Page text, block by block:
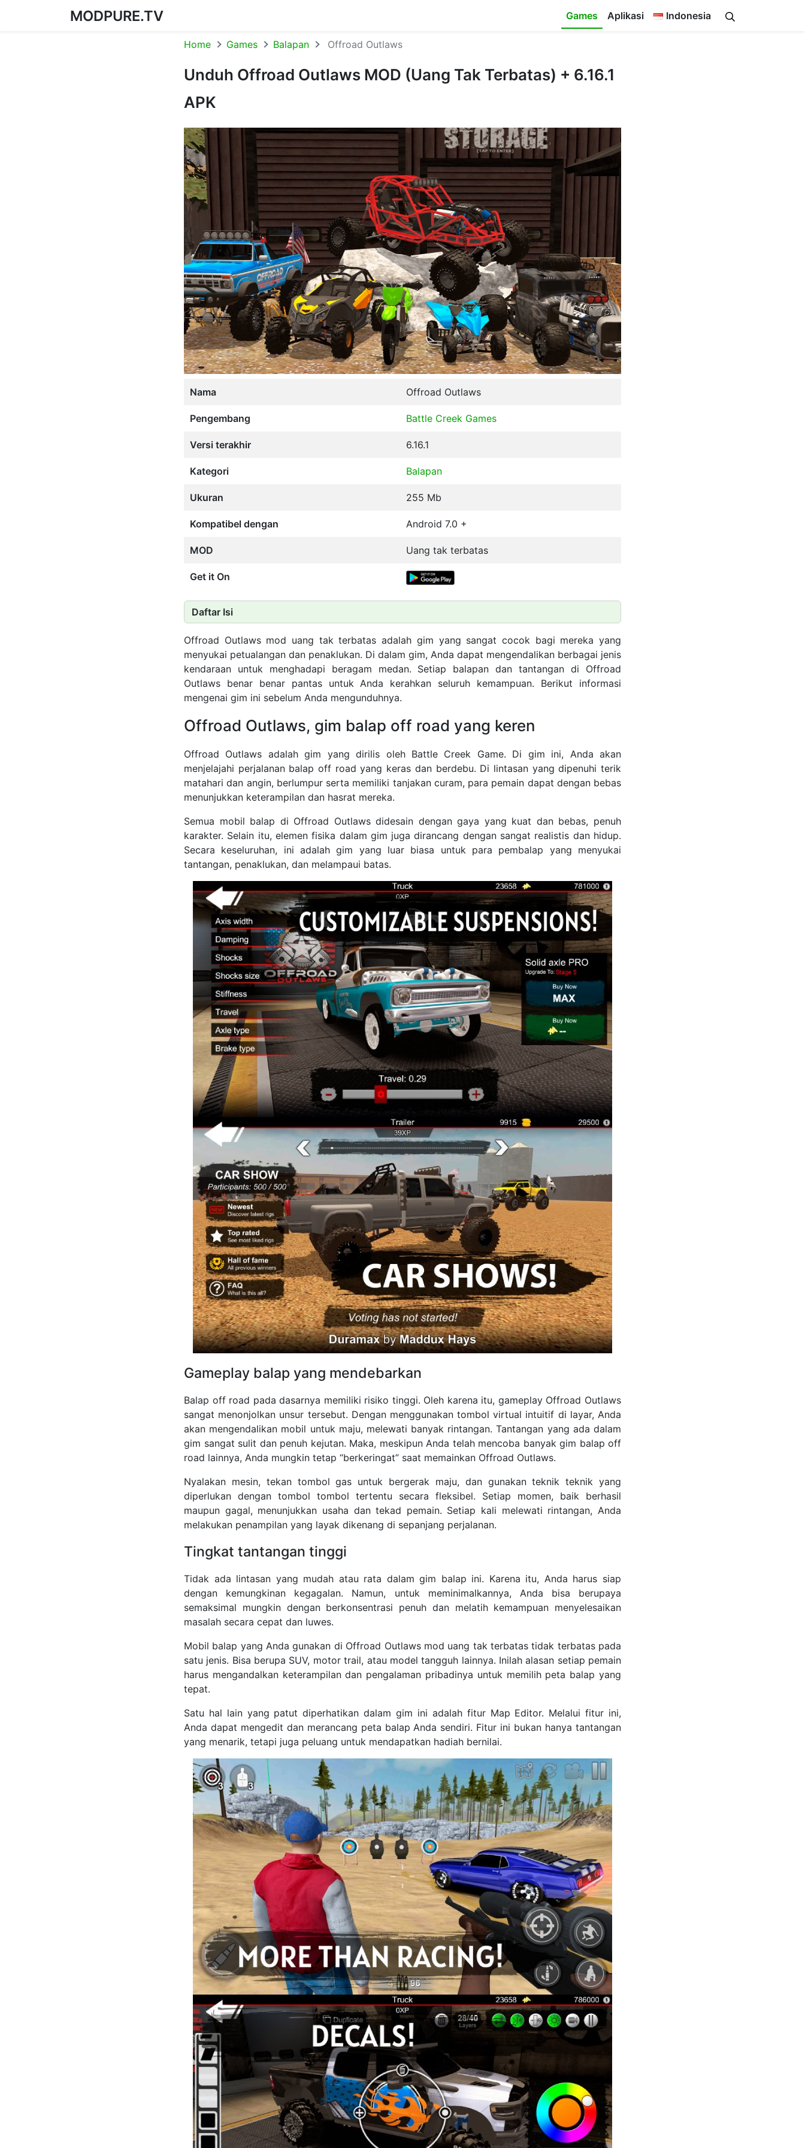
MODPURE.TV Games Aplikasi Indonesia
Home Games Balapan Offroad Outlaws
Unduh Offroad Outlaws MOD (Uang Tak Terbatas) + 6.16.1
APK
Nama Offroad Outlaws
Pengembang Battle Creek Games
Versi terakhir 6.16.1
Kategori Balapan
Ukuran 255 Mb
Kompatibel dengan Android 7.0 +
MOD Uang tak terbatas
Get it On
Daftar Isi
Offroad Outlaws mod uang tak terbatas adalah gim yang sangat cocok bagi mereka yang
menyukai petualangan dan penaklukan. Di dalam gim, Anda dapat mengendalikan berbagai jenis
kendaraan untuk menghadapi beragam medan. Setiap balapan dan tantangan di Offroad
Outlaws benar benar pantas untuk Anda kerahkan seluruh kemampuan. Berikut informasi
mengenai gim ini sebelum Anda mengunduhnya.
Offroad Outlaws, gim balap off road yang keren
Offroad Outlaws adalah gim yang dirilis oleh Battle Creek Game. Di gim ini, Anda akan
menjelajahi perjalanan balap off road yang keras dan berdebu. Di lintasan yang dipenuhi terik
matahari dan angin, berlumpur serta memiliki tanjakan curam, para pemain dapat dengan bebas
menunjukkan keterampilan dan hasrat mereka.
Semua mobil balap di Offroad Outlaws didesain dengan gaya yang kuat dan bebas, penuh
karakter. Selain itu, elemen fisika dalam gim juga dirancang dengan sangat realistis dan hidup.
Secara keseluruhan, ini adalah gim yang luar biasa untuk para pembalap yang menyukai
tantangan, penaklukan, dan melampaui batas.
Gameplay balap yang mendebarkan
Balap off road pada dasarnya memiliki risiko tinggi. Oleh karena itu, gameplay Offroad Outlaws
sangat menonjolkan unsur tersebut. Dengan menggunakan tombol virtual intuitif di layar, Anda
akan mengendalikan mobil untuk maju, melewati banyak rintangan. Tantangan yang ada dalam
gim sangat sulit dan penuh kejutan. Maka, meskipun Anda telah mencoba banyak gim balap off
road lainnya, Anda mungkin tetap “berkeringat” saat memainkan Offroad Outlaws.
Nyalakan mesin, tekan tombol gas untuk bergerak maju, dan gunakan teknik teknik yang
diperlukan dengan tombol tombol tertentu secara fleksibel. Setiap momen, baik berhasil
maupun gagal, menunjukkan usaha dan tekad pemain. Setiap kali melewati rintangan, Anda
melakukan penampilan yang layak dikenang di sepanjang perjalanan.
Tingkat tantangan tinggi
Tidak ada lintasan yang mudah atau rata dalam gim balap ini. Karena itu, Anda harus siap
dengan kemungkinan kegagalan. Namun, untuk meminimalkannya, Anda bisa berupaya
semaksimal mungkin dengan berkonsentrasi penuh dan melatih kemampuan menyelesaikan
masalah secara cepat dan luwes.
Mobil balap yang Anda gunakan di Offroad Outlaws mod uang tak terbatas tidak terbatas pada
satu jenis. Bisa berupa SUV, motor trail, atau model tangguh lainnya. Inilah alasan setiap pemain
harus mengandalkan keterampilan dan pengalaman pribadinya untuk memilih peta balap yang
tepat.
Satu hal lain yang patut diperhatikan dalam gim ini adalah fitur Map Editor. Melalui fitur ini,
Anda dapat mengedit dan merancang peta balap Anda sendiri. Fitur ini bukan hanya tantangan
yang menarik, tetapi juga peluang untuk mendapatkan hadiah bernilai.